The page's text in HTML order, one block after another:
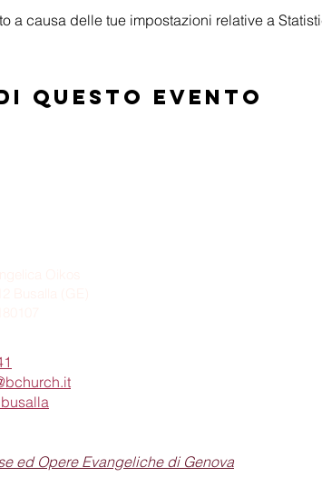
a causa delle tue impostazioni relative a
questo evento
ed Opere Evangeliche di Genova